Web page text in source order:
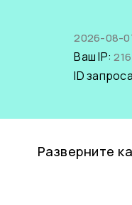
2026-08-
Ваш IP:
ID
Разверните